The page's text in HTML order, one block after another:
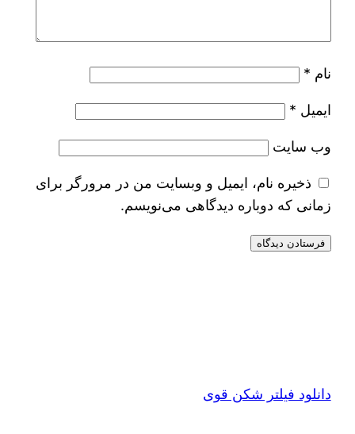
نام *
ایمیل *
وب‌ سایت
ذخیره نام، ایمیل و وبسایت من در مرورگر برای
زمانی که دوباره دیدگاهی می‌نویسم.
دانلود فیلتر شکن قوی